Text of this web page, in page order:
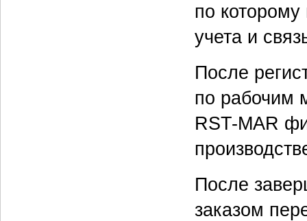
по
учета и
После
по рабочим
RST-MAR
После
заказом